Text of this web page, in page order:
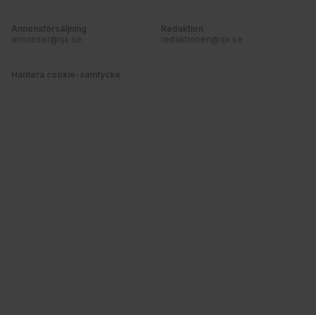
Annonsförsäljning
annonser@qx.se
Redaktion
redaktionen@qx.se
Hantera cookie-samtycke